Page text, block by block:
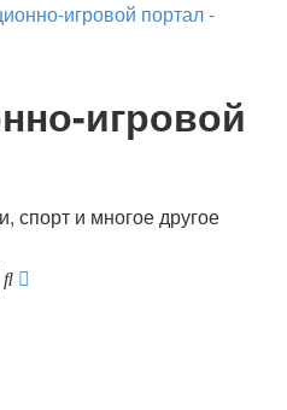
игровой портал -
игровой
спорт и многое другое
Поиск